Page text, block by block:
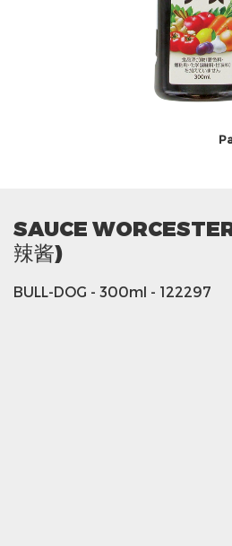
SAUCE
辣酱)
BULL-DOG - 300ml - 122297